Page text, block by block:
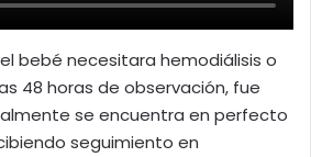
bebé necesitara hemodiálisis o
48 horas de observación, fue
se encuentra en perfecto
seguimiento en